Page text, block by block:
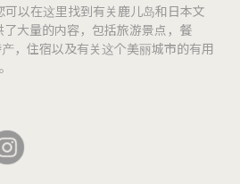
以在这里找到有关鹿儿岛和日本文
大量的内容，包括旅游景点，餐
，住宿以及有关这个美丽城市的有用